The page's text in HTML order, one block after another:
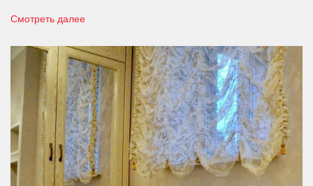
Смотреть далее